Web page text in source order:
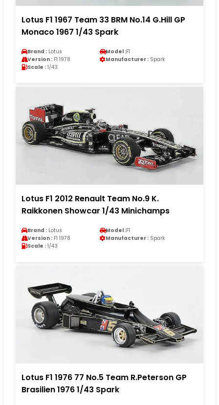
Lotus F1 1967 Team 33 BRM No.14 G.Hill GP
Monaco 1967 1/43 Spark
Brand : Lotus Model :F1
Version : F1 1978 Manufacturer : Spark
Scale : 1/43
Lotus F1 2012 Renault Team No.9 K.
Raikkonen Showcar 1/43 Minichamps
Brand : Lotus Model :F1
Version : F1 1978 Manufacturer : Spark
Scale : 1/43
Lotus F1 1976 77 No.5 Team R.Peterson GP
Brasilien 1976 1/43 Spark